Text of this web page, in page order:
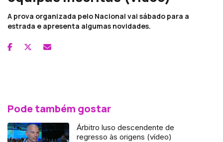
A prova organizada pelo Nacional vai sábado para a
estrada e apresenta algumas novidades.
Pode também gostar
Árbitro luso descendente de
regresso às origens (vídeo)